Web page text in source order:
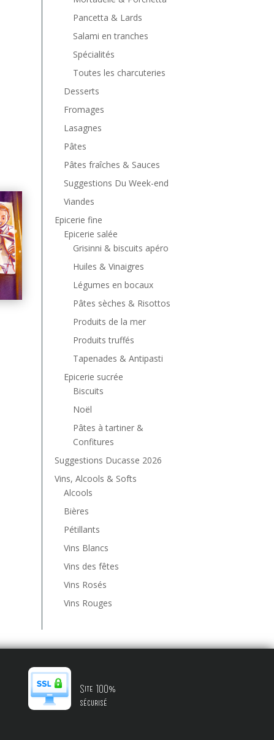
Pancetta & Lards
Salami en tranches
Spécialités
Toutes les charcuteries
Desserts
Fromages
Lasagnes
Pâtes
Pâtes fraîches & Sauces
Suggestions Du Week-end
Viandes
Epicerie fine
Epicerie salée
Grisinni & biscuits apéro
Huiles & Vinaigres
Légumes en bocaux
Pâtes sèches & Risottos
Produits de la mer
Produits truffés
Tapenades & Antipasti
Epicerie sucrée
Biscuits
Noël
Pâtes à tartiner &
Confitures
Suggestions Ducasse 2026
Vins, Alcools & Softs
Alcools
Bières
Pétillants
Vins Blancs
Vins des fêtes
Vins Rosés
Vins Rouges
Site 100%
sécurisé